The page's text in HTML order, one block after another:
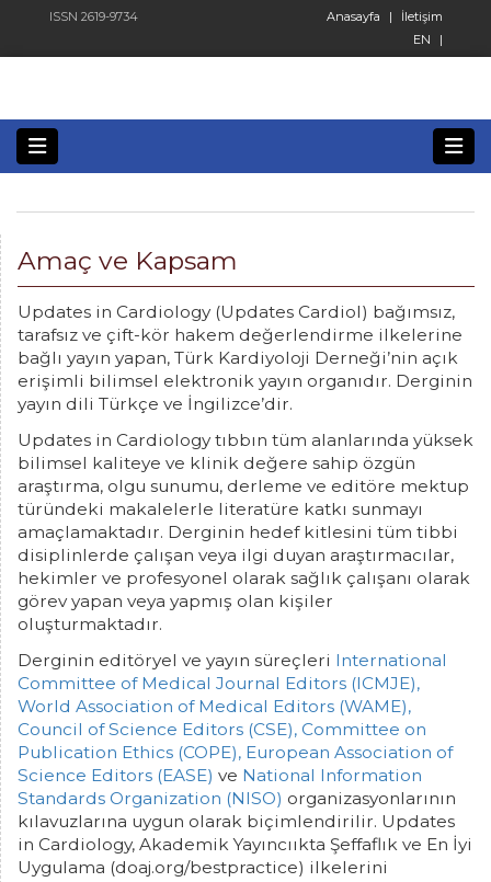
ISSN 2619-9734 İletişim
Anasayfa
|
EN
|
Amaç ve Kapsam
Updates in Cardiology (Updates Cardiol) bağımsız,
tarafsız ve çift-kör hakem değerlendirme ilkelerine
bağlı yayın yapan, Türk Kardiyoloji Derneği’nin açık
erişimli bilimsel elektronik yayın organıdır. Derginin
yayın dili Türkçe ve İngilizce’dir.
Updates in Cardiology tıbbın tüm alanlarında yüksek
bilimsel kaliteye ve klinik değere sahip özgün
araştırma, olgu sunumu, derleme ve editöre mektup
türündeki makalelerle literatüre katkı sunmayı
amaçlamaktadır. Derginin hedef kitlesini tüm tibbi
disiplinlerde çalışan veya ilgi duyan araştırmacılar,
hekimler ve profesyonel olarak sağlık çalışanı olarak
görev yapan veya yapmış olan kişiler
oluşturmaktadır.
Derginin editöryel ve yayın süreçleri International
Committee of Medical Journal Editors (ICMJE),
World Association of Medical Editors (WAME),
Council of Science Editors (CSE), Committee on
Publication Ethics (COPE), European Association of
Science Editors (EASE) ve National Information
Standards Organization (NISO) organizasyonlarının
kılavuzlarına uygun olarak biçimlendirilir. Updates
in Cardiology, Akademik Yayıncııkta Şeffaflık ve En İyi
Uygulama (doaj.org/bestpractice) ilkelerini